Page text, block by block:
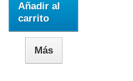
Añadir al
carrito
Más